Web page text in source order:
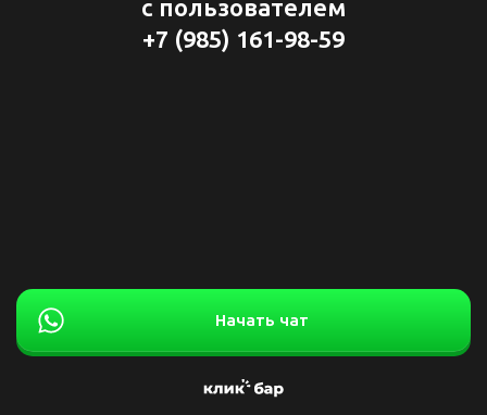
с пользователем
+7 (985) 161-98-59
Начать чат